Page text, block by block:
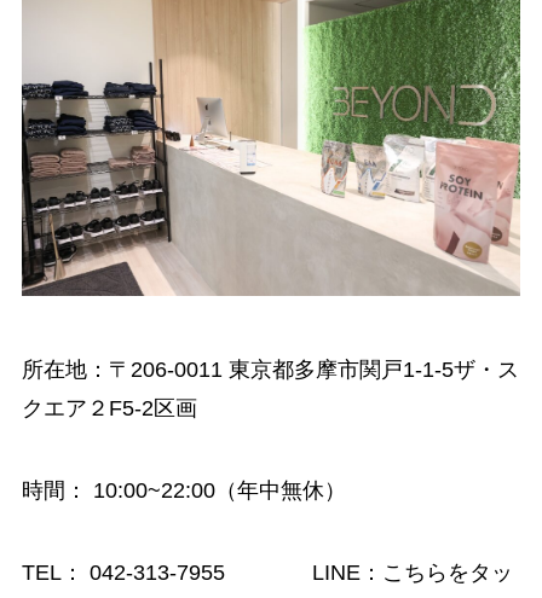
所在地：〒206-0011 東京都多摩市関戸1-1-5ザ・ス
クエア２F5-2区画
時間 ： 10:00~22:00（年中無休）
TEL： 042-313-7955LINE： こちらをタッ